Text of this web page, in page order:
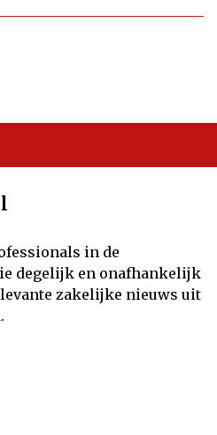
in de
degelijk en onafhankelijk
zakelijke nieuws uit